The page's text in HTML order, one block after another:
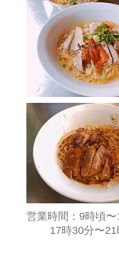
営業時間：9時頃
17時30分〜21